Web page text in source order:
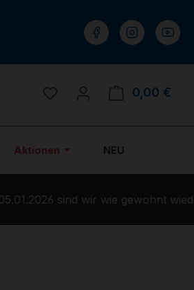
Du hast 0 Produkte auf
0,00 €
Aktionen NEU
sind wir wie gewohnt